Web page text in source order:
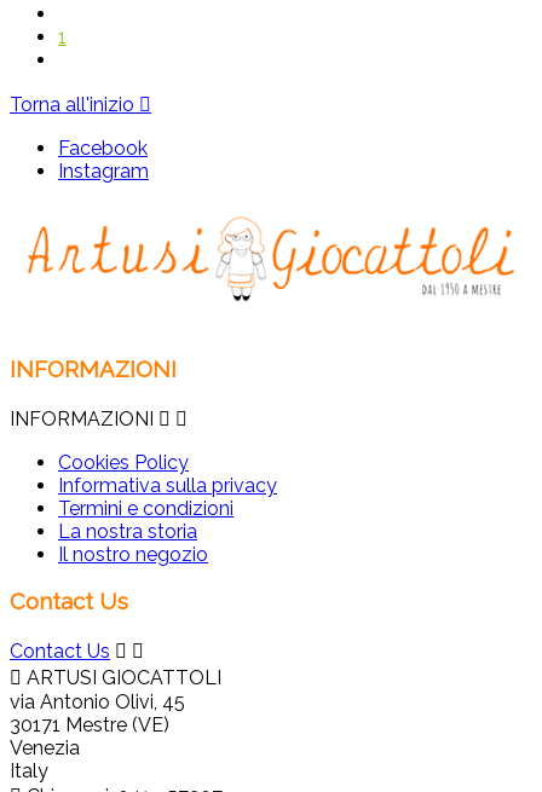
1
Torna all'inizio 
Facebook
Instagram
INFORMAZIONI
INFORMAZIONI  
Cookies Policy
Informativa sulla privacy
Termini e condizioni
La nostra storia
Il nostro negozio
Contact Us
Contact Us  
 ARTUSI GIOCATTOLI
via Antonio Olivi, 45
30171 Mestre (VE)
Venezia
Italy